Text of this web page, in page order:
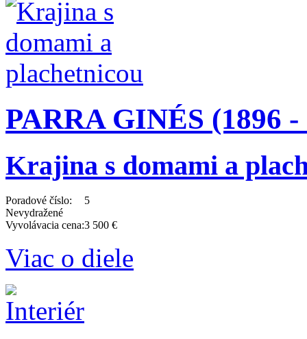
PARRA GINÉS (1896 -
Krajina s domami a
Poradové číslo:
5
Nevydražené
Vyvolávacia cena:3 500 €
Viac o diele